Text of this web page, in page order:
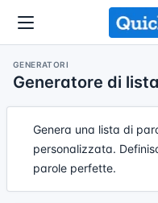
GENERATORI
Generatore di
Genera una lista di
personalizzata.
parole perfette.